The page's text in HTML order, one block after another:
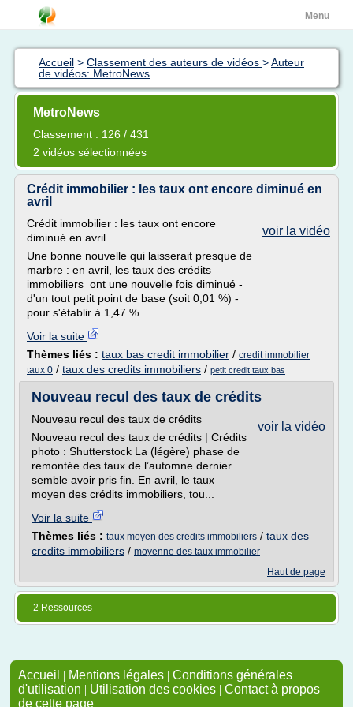
Menu
Accueil > Classement des auteurs de vidéos >Auteur
de vidéos: MetroNews
MetroNews
Classement : 126 / 431
2 vidéos sélectionnées
Crédit immobilier : les taux ont encore diminué en
avril
voir la vidéo
Crédit immobilier : les taux ont encore
diminué en avril
Une bonne nouvelle qui laisserait presque de
marbre : en avril, les taux des crédits
immobiliers ont une nouvelle fois diminué -
d'un tout petit point de base (soit 0,01 %) -
pour s'établir à 1,47 % ...
Voir la suite
Thèmes liés : taux bas credit immobilier / credit immobilier
taux 0 / taux des credits immobiliers / petit credit taux bas
Nouveau recul des taux de crédits
voir la vidéo
Nouveau recul des taux de crédits
Nouveau recul des taux de crédits | Crédits
photo : Shutterstock La (légère) phase de
remontée des taux de l’automne dernier
semble avoir pris fin. En avril, le taux
moyen des crédits immobiliers, tou...
Voir la suite
Thèmes liés : taux moyen des credits immobiliers / taux des
credits immobiliers / moyenne des taux immobilier
Haut de page
2 Ressources
Accueil | Mentions légales | Conditions générales
d'utilisation | Utilisation des cookies | Contact à propos
de cette page